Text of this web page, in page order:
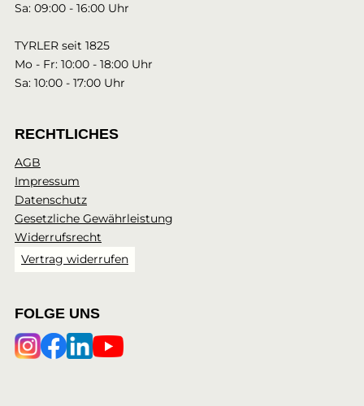
Sa: 09:00 - 16:00 Uhr
TYRLER seit 1825
Mo - Fr: 10:00 - 18:00 Uhr
Sa: 10:00 - 17:00 Uhr
RECHTLICHES
AGB
Impressum
Datenschutz
Gesetzliche Gewährleistung
Widerrufsrecht
Vertrag widerrufen
FOLGE UNS